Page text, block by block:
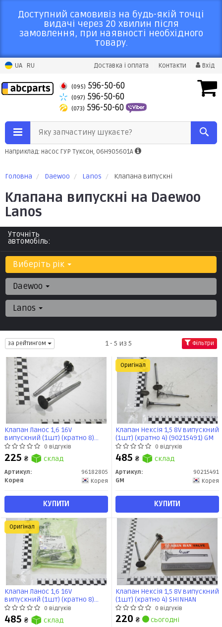
Доступний самовивіз на будь-якій точці
видачі через 20 хвилин після
замовлення, при наявності необхідного
товару.
UA RU Доставка і оплата Контакти Вхід
(095) 596-50-60
(097) 596-50-60
(073) 596-50-60
Яку запчастину шукаєте?
Наприклад: насос ГУР Туксон, 06H905601A
Головна Daewoo Lanos Клапана випускні
Клапана випускні на Daewoo
Lanos
Уточніть
автомобіль:
Виберіть рік
Daewoo
Lanos
за рейтингом 1 - 5 из 5 Фільтри
Клапан Ланос 1,6 16V
випускний (1шт) (кратно 8)
SHINHAN
0 відгуків
225 ₴ склад
Артикул:
96182805
Корея
Корея
КУПИТИ
Клапан Нексія 1,5 8V випускний
(1шт) (кратно 4) (90215491) GM
0 відгуків
485 ₴ склад
Артикул:
90215491
GM
Корея
КУПИТИ
Оригінал
Клапан Ланос 1,6 16V
випускний (1шт) (кратно 8)
(96182805) GM0 відгуків
485 ₴ склад
Оригінал
Клапан Нексія 1,5 8V випускний
(1шт) (кратно 4) SHINHAN
0 відгуків
220 ₴ сьогодні